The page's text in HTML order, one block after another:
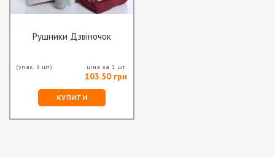
Рушники Дзвіночок
(упак. 8 шт) ціна за 1 шт.
103.50 грн
КУПИТИ